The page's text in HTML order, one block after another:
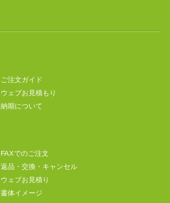
ご注文ガイド
ウェブお見積もり
納期について
FAXでのご注文
返品・交換・キャンセル
ウェブお見積り
書体イメージ